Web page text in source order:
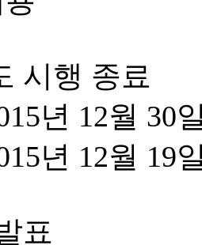
시행 종료
년 12월 30
년 12월 19
표